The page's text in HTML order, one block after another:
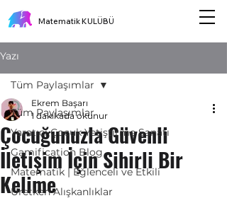
Matematik KULÜBÜ
Yazı
Tüm Paylaşımlar
Yaratıcı Çocuk Yetiştirme Sanatı
Gamification Blog
Matematik | Eğlenceli ve Etkili
Üretken Alışkanlıklar
Tüm Paylaşımlar
Çocuğunuzla Güvenli
İletişim İçin Sihirli Bir
Kelime
Ekrem Başarı
1 dakikada okunur